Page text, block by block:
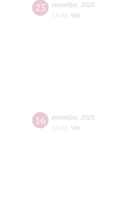
23 октября 2025
14:00 Чт
16 октября 2025
14:00 Чт